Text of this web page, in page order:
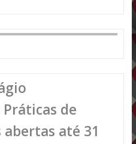
de
abertas até 31